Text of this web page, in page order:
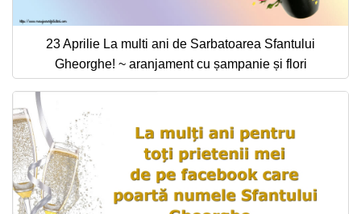
23 Aprilie La multi ani de Sarbatoarea Sfantului
Gheorghe! ~ aranjament cu șampanie și flori